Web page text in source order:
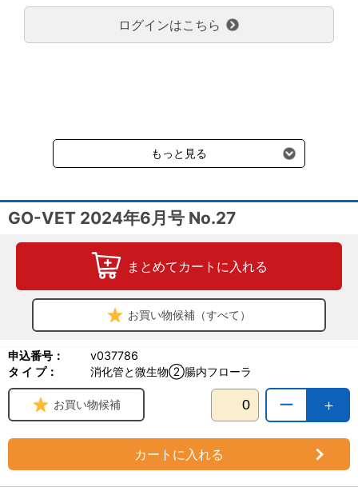
【特集】“消化管と微生物②腸内フローラ"
2. 腸内フローラの検査
2) Topics：「腸内フローラ測定」について：堀江 亮／石田浩高
／ムルザバイエフ・マルセル（アニコムグループ）
3) Topics：ディスバイオーシス・インデックス（dysbiosis
index)：大森啓太郎（東京農工大学）
3. 腸内フローラを標的とした治療法
1) 食事（フード）を介した腸内環境の改善：石川和男（日本ヒル
ズ・コルゲート株式会社）
匡／栃尾 巧（藤田医科大学，株式会社バイオシスラボ）
3) 獣医学におけるプレ・プロバイオティクス：五十嵐寛高（麻布
大学
4) 糞便移植療法：大森啓太郎（東京農工大学）
■What’s your diagnosis？ 第27回：田村昌大（酪農学園大学）
■内視鏡を診る！ 第4回：大田 寛（酪農学園大学）
のみで新たな送料は発生しません。
大型商品送料が必要な商品をご注文の場合は、大型商品送料のみご
負担頂きます。
受けます。
ログインはこちら
もっと見る
GO-VET 2024年6月号 No.27
まとめてカートに入れる
お買い物候補（すべて）
申込番号：
v037786
タ イ プ：
消化管と微生物②腸内フローラ
＋
ー
お買い物候補
カートに入れる